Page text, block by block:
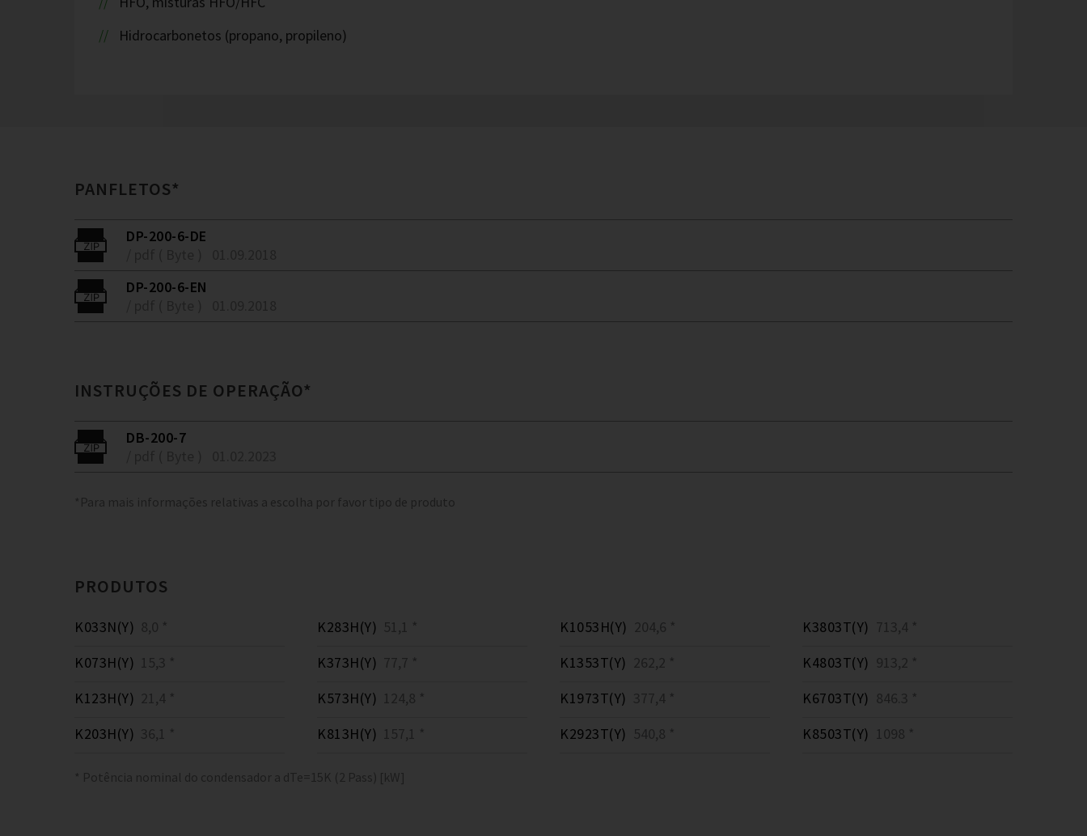
Hidrocarbonetos (propano, propileno)
PANFLETOS*
DP-200-6-DE
DP-200-6-EN
INSTRUÇÕES DE OPERAÇÃO*
DB-200-7
*Para mais informações relativas a escolha por favor tipo de produto
PRODUTOS
K033N(Y) 8,0 *
K073H(Y) 15,3 *
K123H(Y) 21,4 *
K203H(Y) 36,1 *
K283H(Y) 51,1 *
K373H(Y) 77,7 *
K573H(Y) 124,8 *
K813H(Y) 157,1 *
K1053H(Y) 204,6 *
K1353T(Y) 262,2 *
K1973T(Y) 377,4 *
K2923T(Y) 540,8 *
K3803T(Y) 713,4 *
K4803T(Y) 913,2 *
K6703T(Y) 846.3 *
K8503T(Y) 1098 *
* Potência nominal do condensador a dTe=15K (2 Pass) [kW]